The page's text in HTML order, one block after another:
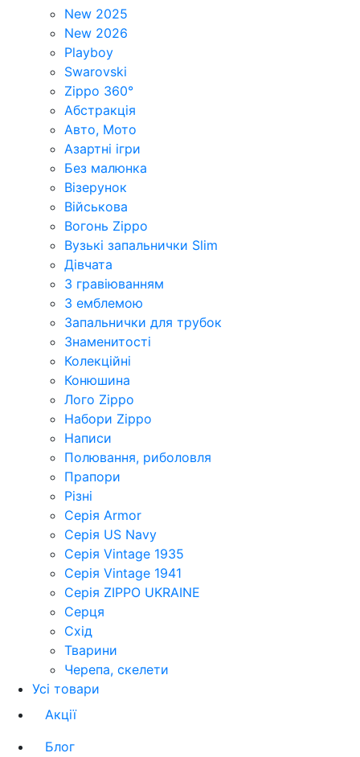
New 2025
New 2026
Playboy
Swarovski
Zippo 360°
Абстракція
Авто, Мото
Азартні ігри
Без малюнка
Візерунок
Військова
Вогонь Zippo
Вузькі запальнички Slim
Дівчата
З гравіюванням
З емблемою
Запальнички для трубок
Знаменитості
Колекційні
Конюшина
Лого Zippo
Набори Zippo
Написи
Полювання, риболовля
Прапори
Різні
Серія Armor
Серія US Navy
Серія Vintage 1935
Серія Vintage 1941
Серія ZIPPO UKRAINE
Серця
Схід
Тварини
Черепа, скелети
Усі товари
Акції
Блог